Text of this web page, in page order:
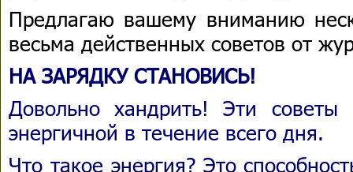
Предлагаю вашему вниманию
весьма действенных советов от
НА ЗАРЯДКУ СТАНОВИСЬ!
Довольно хандрить! Эти советы
энергичной в течение всего дня.
Что такое энергия? Это